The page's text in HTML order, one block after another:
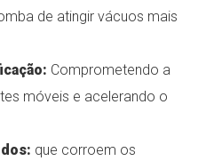
de atingir vácuos mais
Comprometendo a
móveis e acelerando o
que corroem os